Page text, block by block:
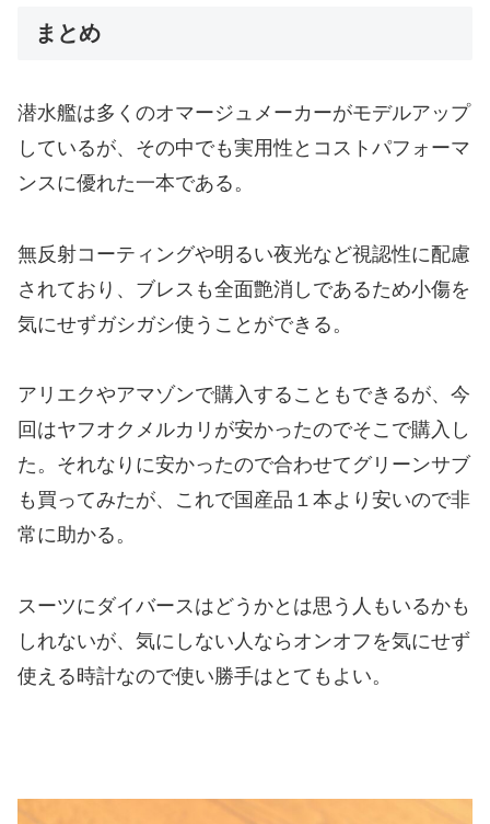
まとめ
潜水艦は多くのオマージュメーカーがモデルアップ
しているが、その中でも実用性とコストパフォーマ
ンスに優れた一本である。
無反射コーティングや明るい夜光など視認性に配慮
されており、ブレスも全面艶消しであるため小傷を
気にせずガシガシ使うことができる。
アリエクやアマゾンで購入することもできるが、今
回はヤフオクメルカリが安かったのでそこで購入し
た。それなりに安かったので合わせてグリーンサブ
も買ってみたが、これで国産品１本より安いので非
常に助かる。
スーツにダイバースはどうかとは思う人もいるかも
しれないが、気にしない人ならオンオフを気にせず
使える時計なので使い勝手はとてもよい。